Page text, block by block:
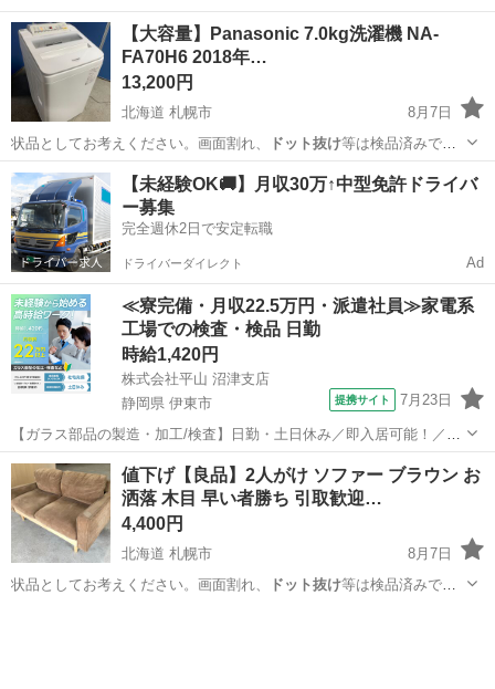
す。 ※ストーブ・ガ…
北海道 札幌市 生活家電
【大容量】Panasonic 7.0kg洗濯機 NA-
FA70H6 2018年…
13,200円
北海道 札幌市
8月7日
状品としてお考えください。画面割れ、
ドット抜け等は検品済みで
す。 ※ストーブ・ガ…
北海道 札幌市 生活家電 商品
【未経験OK🚚】月収30万↑中型免許ドライバ
ー募集
完全週休2日で安定転職
ドライバーダイレクト Ad
≪寮完備・月収22.5万円・派遣社員≫家電系
工場での検査・検品 日勤
時給1,420円
株式会社平山 沼津支店
静岡県 伊東市
提携サイト 7月23日
【ガラス部品の製造・加工/検査】日勤・土日休み／即入居可能！／伊
豆でのんびりライフ♪ ガラス部品の製造・加工/検査 【株式会社平山で
の正社員採用（無期雇用派遣）となります】 「2人で同じ職場で働き
たい」 「仕事も休みも一...
静岡 伊東市 その他
値下げ【良品】2人がけ ソファー ブラウン お
洒落 木目 早い者勝ち 引取歓迎…
4,400円
北海道 札幌市
8月7日
状品としてお考えください。画面割れ、
ドット抜け等は検品済みで